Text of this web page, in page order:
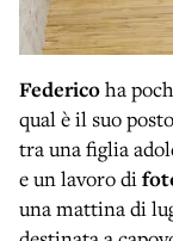
Federicoha
qual è il suo
tra una figlia
e un lavoro di
una mattina di